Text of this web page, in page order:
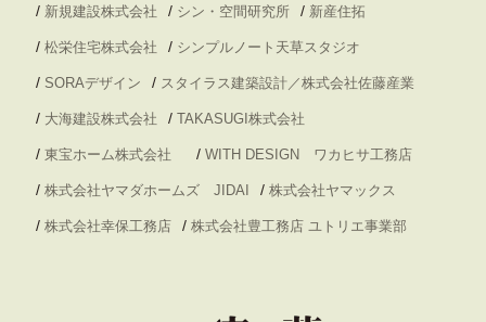
/ 新規建設株式会社 / シン・空間研究所 / 新産住拓
/ 松栄住宅株式会社 / シンプルノート天草スタジオ
/ SORAデザイン / スタイラス建築設計／株式会社佐藤産業
/ 大海建設株式会社 / TAKASUGI株式会社
/ 東宝ホーム株式会社 / WITH DESIGN ワカヒサ工務店
/ 株式会社ヤマダホームズ JIDAI / 株式会社ヤマックス
/ 株式会社幸保工務店 / 株式会社豊工務店 ユトリエ事業部